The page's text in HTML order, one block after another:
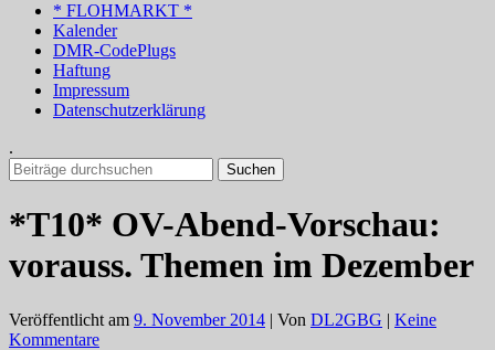
* FLOHMARKT *
Kalender
DMR-CodePlugs
Haftung
Impressum
Datenschutzerklärung
.
Suchen
nach:
*T10* OV-Abend-Vorschau:
vorauss. Themen im Dezember
Veröffentlicht am 9. November 2014 | Von DL2GBG | Keine
Kommentare